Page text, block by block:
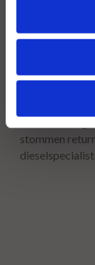
Garanti:
Som en
stommen